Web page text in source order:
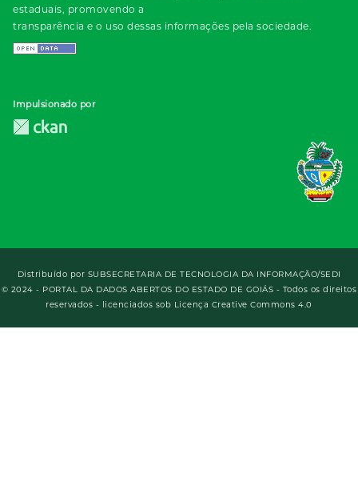
estaduais, promovendo a
transparência e o uso dessas informações pela sociedade.
Impulsionado por
Distribuído por SUBSECRETARIA DE TECNOLOGIA DA INFORMAÇÃO/SEDI
© 2024 - PORTAL DA DADOS ABERTOS DO ESTADO DE GOIÁS - Todos os direitos
reservados - licenciados sob Licença Creative Commons 4.0